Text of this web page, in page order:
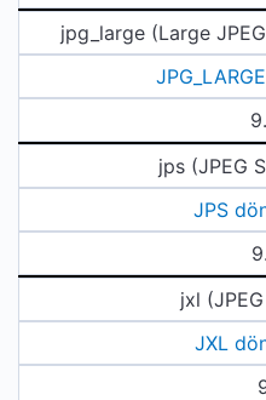
jpg_large (Large
jps (JPEG
JPS
jxl
JXL